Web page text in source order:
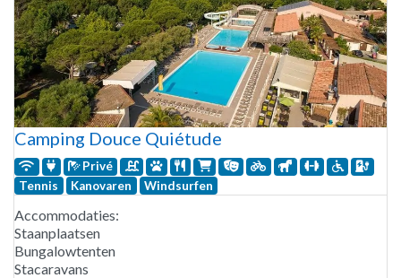
Camping Douce Quiétude
Privé
Tennis
Kanovaren Windsurfen
Accommodaties:
Staanplaatsen
Bungalowtenten
Stacaravans